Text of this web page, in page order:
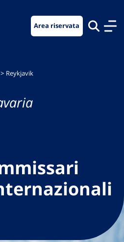
Area riservata
Reykjavik